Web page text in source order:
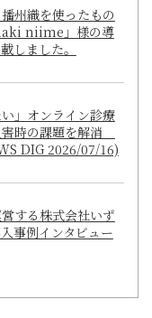
州織を使ったもの
niime」様の導
しました。
」オンライン診療
時の課題を解消
DIG 2026/07/16)
する株式会社いず
事例インタビュー